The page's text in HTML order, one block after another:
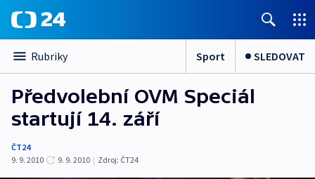
Rubriky Sport SLEDOVAT
Předvolební OVM Speciál
startují 14. září
ČT24
9. 9. 2010
9. 9. 2010 | Zdroj: ČT24